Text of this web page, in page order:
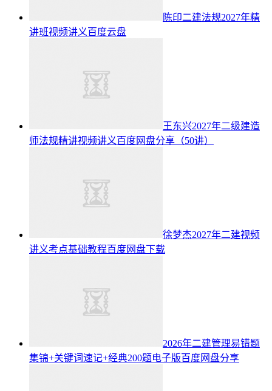
陈印二建法规2027年精
讲班视频讲义百度云盘
王东兴2027年二级建造
师法规精讲视频讲义百度网盘分享（50讲）
徐梦杰2027年二建视频
讲义考点基础教程百度网盘下载
2026年二建管理易错题
集锦+关键词速记+经典200题电子版百度网盘分享